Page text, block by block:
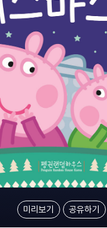
미리보기 공유하기